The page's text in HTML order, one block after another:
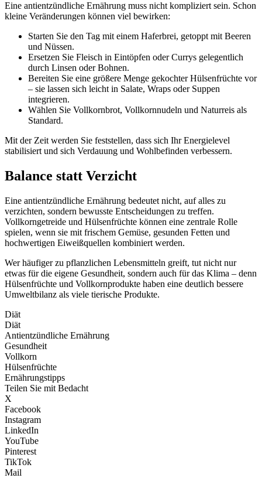
Eine antientzündliche Ernährung muss nicht kompliziert sein. Schon
kleine Veränderungen können viel bewirken:
Starten Sie den Tag mit einem Haferbrei, getoppt mit Beeren
und Nüssen.
Ersetzen Sie Fleisch in Eintöpfen oder Currys gelegentlich
durch Linsen oder Bohnen.
Bereiten Sie eine größere Menge gekochter Hülsenfrüchte vor
– sie lassen sich leicht in Salate, Wraps oder Suppen
integrieren.
Wählen Sie Vollkornbrot, Vollkornnudeln und Naturreis als
Standard.
Mit der Zeit werden Sie feststellen, dass sich Ihr Energielevel
stabilisiert und sich Verdauung und Wohlbefinden verbessern.
Balance statt Verzicht
Eine antientzündliche Ernährung bedeutet nicht, auf alles zu
verzichten, sondern bewusste Entscheidungen zu treffen.
Vollkorngetreide und Hülsenfrüchte können eine zentrale Rolle
spielen, wenn sie mit frischem Gemüse, gesunden Fetten und
hochwertigen Eiweißquellen kombiniert werden.
Wer häufiger zu pflanzlichen Lebensmitteln greift, tut nicht nur
etwas für die eigene Gesundheit, sondern auch für das Klima – denn
Hülsenfrüchte und Vollkornprodukte haben eine deutlich bessere
Umweltbilanz als viele tierische Produkte.
Diät
Diät
Antientzündliche Ernährung
Gesundheit
Vollkorn
Hülsenfrüchte
Ernährungstipps
Teilen Sie mit Bedacht
X
Facebook
Instagram
LinkedIn
YouTube
Pinterest
TikTok
Mail